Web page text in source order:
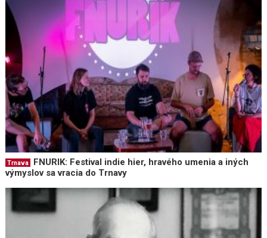
Trnava
FNURIK: Festival indie hier, hravého umenia a iných
výmyslov sa vracia do Trnavy